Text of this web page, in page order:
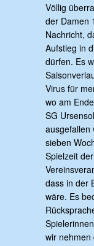
Völlig
der Damen
Nachricht,
Aufstieg in
dürfen. Es
Virus für
wo am
SG
ausgefallen
sieben
Spielzeit
dass in der
wäre. Es
wir nehmen